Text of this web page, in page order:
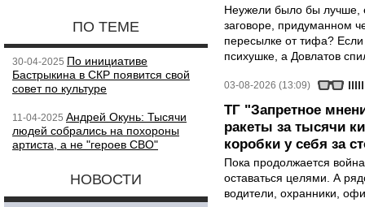
ПО ТЕМЕ
30-04-2025 По инициативе
Бастрыкина в СКР появится свой
совет по культуре
11-04-2025 Андрей Окунь: Тысячи
людей собрались на похороны
артиста, а не "героев СВО"
НОВОСТИ
Неужели было бы лучше,
заговоре, придуманном
пересылке от тифа?
психушке, а Довлатов
03-08-2026 (13:09)
ТГ "Запретное
ракеты за тысячи
коробки у себя за
Пока продолжается
оставаться целями. А
водители, охранники,